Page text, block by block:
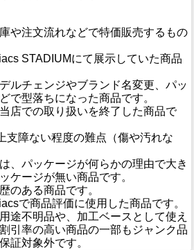
や注文流れなどで特価販売するもの
STADIUMにて展示していた商品
ルチェンジやブランド名変更、パッ
で型落ちになった商品です。
店での取り扱いを終了した商品で
支障ない程度の難点（傷や汚れな
、パッケージが何らかの理由で大き
ケージが無い商品です。
のある商品です。
で商品評価に使用した商品です。
途不明品や、加工ベースとして使え
引率の高い商品の一部もジャンク品
証対象外です。